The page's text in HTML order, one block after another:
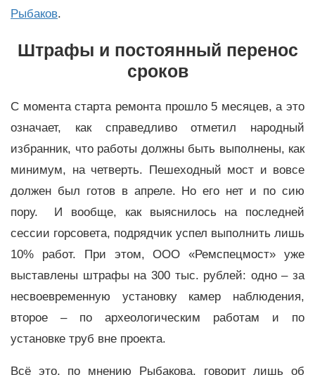
Рыбаков.
Штрафы и постоянный перенос
сроков
С момента старта ремонта прошло 5 месяцев, а это
означает, как справедливо отметил народный
избранник, что работы должны быть выполнены, как
минимум, на четверть. Пешеходный мост и вовсе
должен был готов в апреле. Но его нет и по сию
пору. И вообще, как выяснилось на последней
сессии горсовета, подрядчик успел выполнить лишь
10% работ. При этом, ООО«Ремспецмост» уже
выставлены штрафы на 300 тыс. рублей: одно – за
несвоевременную установку камер наблюдения,
второе – по археологическим работам и по
установке труб вне проекта.
Всё это, по мнению Рыбакова, говорит лишь об